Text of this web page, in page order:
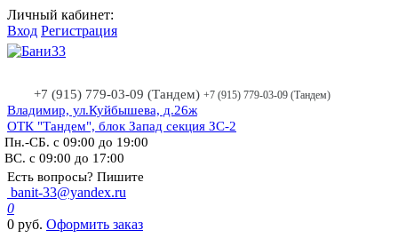
Личный кабинет:
Вход Регистрация
+7 (915) 779-03-09 (Тандем) +7 (915) 779-03-09 (Тандем)
Владимир, ул.Куйбышева, д.26ж
ОТК "Тандем", блок Запад секция ЗС-2
Пн.-СБ. с 09:00 до 19:00
ВС. с 09:00 до 17:00
Есть вопросы? Пишите
banit-33@yandex.ru
0
0 руб. Оформить заказ